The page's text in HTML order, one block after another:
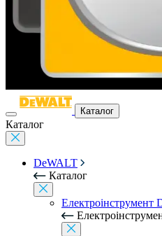
Каталог
Каталог
DeWALT
Каталог
Електроінструмент